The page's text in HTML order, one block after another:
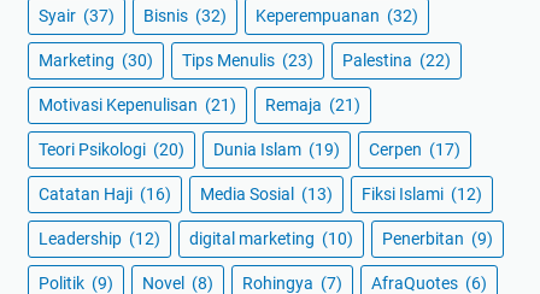
Syair (37) Bisnis (32) Keperempuanan (32)
Marketing (30) Tips Menulis (23) Palestina (22)
Motivasi Kepenulisan (21) Remaja (21)
Teori Psikologi (20) Dunia Islam (19) Cerpen (17)
Catatan Haji (16) Media Sosial (13) Fiksi Islami (12)
Leadership (12) digital marketing (10) Penerbitan (9)
Politik (9) Novel (8) Rohingya (7) AfraQuotes (6)